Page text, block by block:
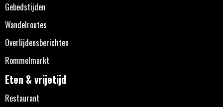
Gebedstijden
Wandelroutes
Overlijdensberichten
Rommelmarkt
Eten & vrijetijd
Restaurant